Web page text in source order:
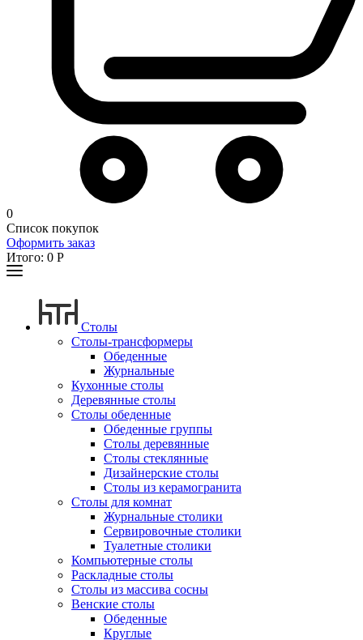
0
Список покупок
Оформить заказ
Итого: 0 Р
Столы
Столы-трансформеры
Обеденные
Журнальные
Кухонные столы
Деревянные столы
Столы обеденные
Обеденные группы
Столы деревянные
Столы стеклянные
Дизайнерские столы
Столы из керамогранита
Столы для комнат
Журнальные столики
Сервировочные столики
Туалетные столики
Компьютерные столы
Раскладные столы
Столы из массива сосны
Венские столы
Обеденные
Круглые